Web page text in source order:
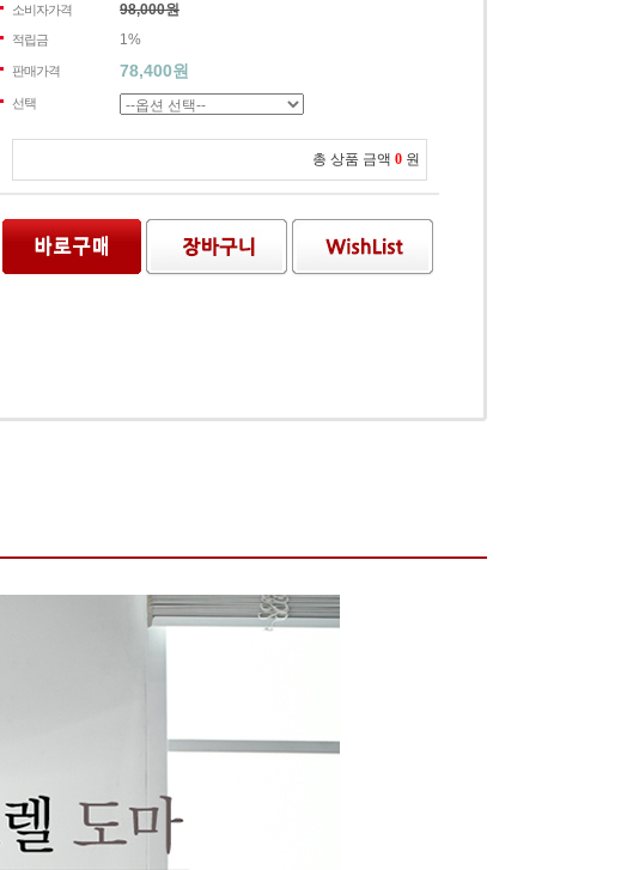
소비자가격 98,000원
적립금 1%
판매가격 78,400원
선택
총 상품 금액 0 원